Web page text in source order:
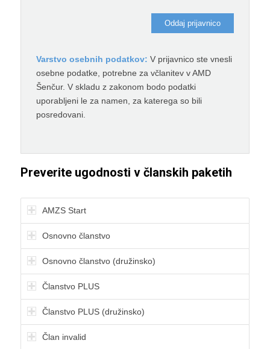
Varstvo osebnih podatkov: V prijavnico ste vnesli
osebne podatke, potrebne za včlanitev v AMD
Šenčur. V skladu z zakonom bodo podatki
uporabljeni le za namen, za katerega so bili
posredovani.
Preverite ugodnosti v članskih paketih
AMZS Start
Osnovno članstvo
Osnovno članstvo (družinsko)
Članstvo PLUS
Članstvo PLUS (družinsko)
Član invalid